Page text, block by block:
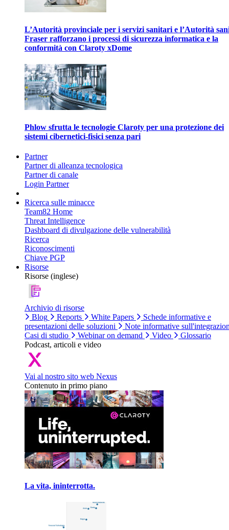
L’Autorità provinciale per i servizi sanitari e l’Autorità
Fraser rafforzano i processi di sicurezza informatica e la
conformità con Claroty xDome
Phlow sfrutta le tecnologie Claroty per una protezione dei
sistemi cibernetici-fisici senza pari
Partner
Partner di alleanza tecnologica
Partner di canale
Login Partner
Ricerca sulle minacce
Team82 Home
Threat Intelligence
Dashboard di divulgazione delle vulnerabilità
Ricerca
Riconoscimenti
Chiave PGP
Risorse
Risorse (inglese)
Archivio di risorse
Blog
Reports White Papers
Schede informative e
presentazioni delle soluzioni
Note informative
Casi di studio
Webinar on demand Video
Glossario
Podcast, articoli e video
Vai al nostro sito web Nexus
Contenuto in primo piano
La vita, ininterrotta.